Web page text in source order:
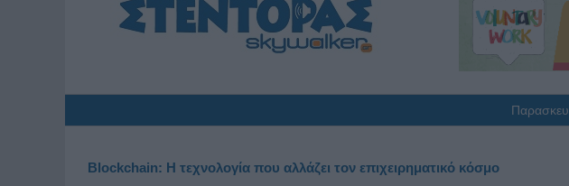
Βlockchain: Η τεχνολογία που αλλάζει τον επιχειρηματικό κόσμο